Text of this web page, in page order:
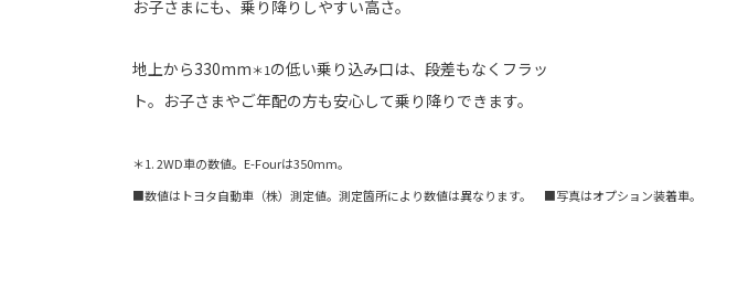
お子さまにも、乗り降りしやすい高さ。
地上から330mm＊1の低い乗り込み口は、段差もなくフラッ
ト。お子さまやご年配の方も安心して乗り降りできます。
＊1. 2WD車の数値。E-Fourは350mm。
■数値はトヨタ自動車（株）測定値。測定箇所により数値は異なります。 ■写真はオプション装着車。